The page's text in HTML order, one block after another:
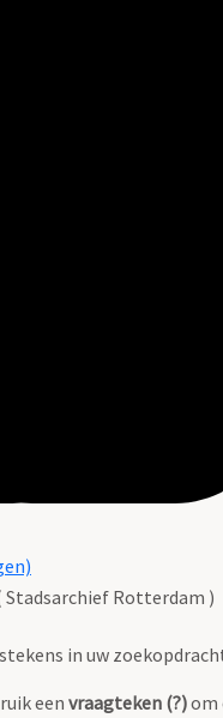
Stadsarchief Rotterdam )
in uw
eenvraagteken (?)om